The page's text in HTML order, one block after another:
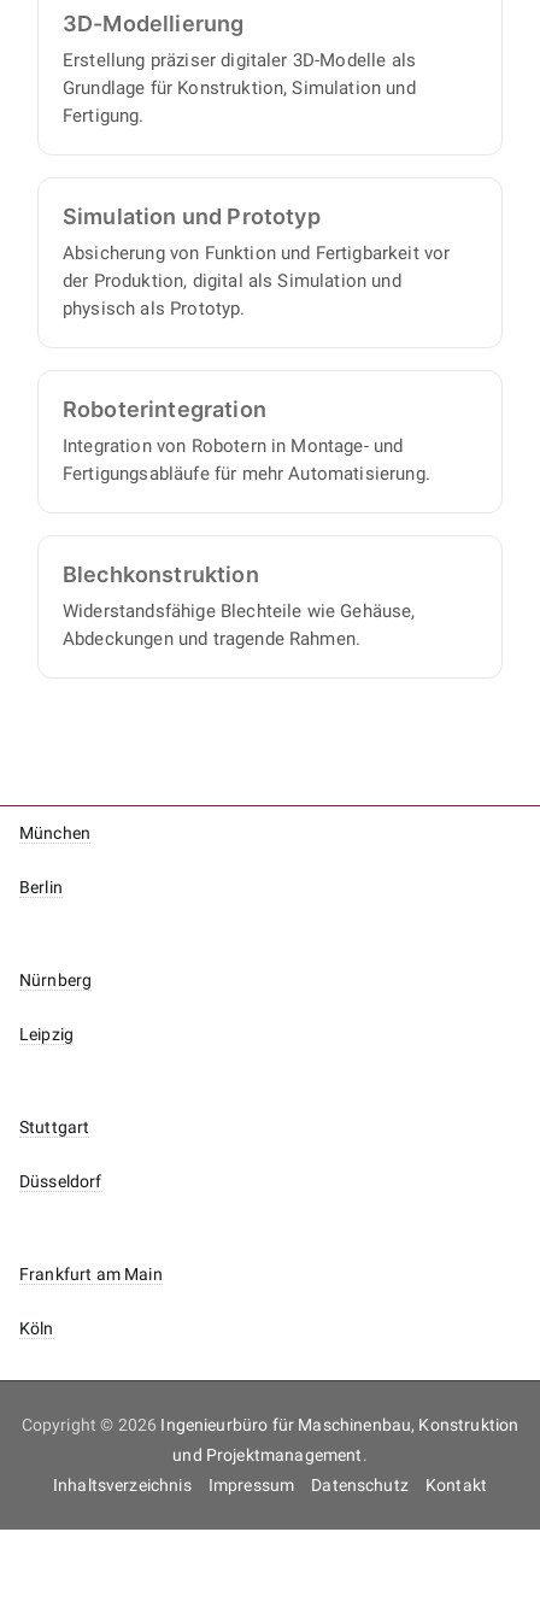
Ihnen einen vollständigen Satz an
Konstruktionsunterlagen, mit minimalem
Abstimmungs- und Aufsichtsaufwand auf Ihrer
Seite.
oder fertigen lassen.
3D-Modellierung
Erstellung präziser digitaler 3D-Modelle als
Grundlage für Konstruktion, Simulation und
Fertigung.
Simulation und Prototyp
Absicherung von Funktion und Fertigbarkeit vor
der Produktion, digital als Simulation und
physisch als Prototyp.
Roboter­integration
Integration von Robotern in Montage- und
Fertigungsabläufe für mehr Automatisierung.
Blech­konstruktion
Widerstandsfähige Blechteile wie Gehäuse,
Abdeckungen und tragende Rahmen.
München
Berlin
Nürnberg
Leipzig
Stuttgart
Düsseldorf
Frankfurt am Main
Köln
Copyright © 2026 Ingenieurbüro für Maschinenbau, Konstruktion
und Projektmanagement.
Inhaltsverzeichnis
Impressum Datenschutz Kontakt